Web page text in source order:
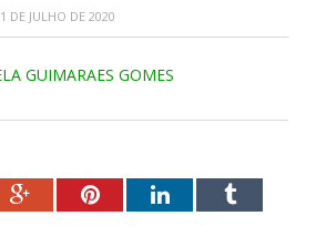
1 DE JULHO DE 2020
GUIMARAES GOMES
Google+PinterestLinkedInTumblr